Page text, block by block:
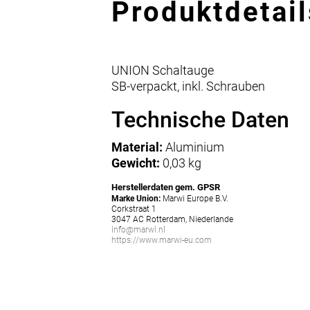
UNION Schaltauge
SB-verpackt, inkl. Schrauben
Technische Daten
Material: Aluminium
Gewicht: 0,03 kg
Herstellerdaten gem. GPSR
Marke Union: Marwi Europe B.V.
Corkstraat 1
3047 AC Rotterdam, Niederlande
info@marwi.nl
https://www.marwi-eu.com